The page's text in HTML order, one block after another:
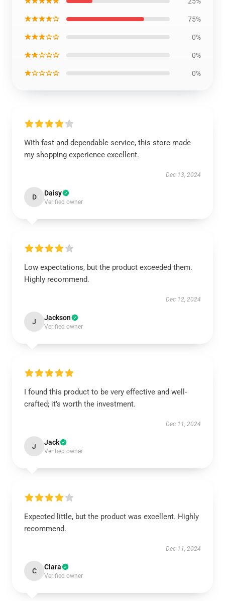
★★★★☆ 75%
★★★☆☆ 0%
★★☆☆☆ 0%
★☆☆☆☆ 0%
With fast and dependable service, this store made
my shopping experience excellent.
Dec 13, 2024
D Daisy
Verified owner
Low expectations, but the product exceeded them.
Highly recommend.
Dec 12, 2024
J Jackson
Verified owner
I found this product to be very effective and well-
crafted; it’s worth the investment.
Dec 11, 2024
J Jack
Verified owner
Expected little, but the product was excellent. Highly
recommend.
Dec 11, 2024
C Clara
Verified owner